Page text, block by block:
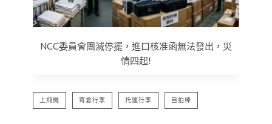
NCC委員會團滅停擺，進口核准函無法發出，災
情四起!
上飛機 寄倉行李 托運行李 自拍棒